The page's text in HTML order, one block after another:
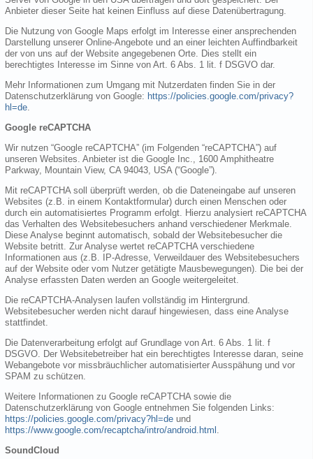
Anbieter dieser Seite hat keinen Einfluss auf diese Datenübertragung.
Die Nutzung von Google Maps erfolgt im Interesse einer ansprechenden
Darstellung unserer Online-Angebote und an einer leichten Auffindbarkeit
der von uns auf der Website angegebenen Orte. Dies stellt ein
berechtigtes Interesse im Sinne von Art. 6 Abs. 1 lit. f DSGVO dar.
Mehr Informationen zum Umgang mit Nutzerdaten finden Sie in der
Datenschutzerklärung von Google: https://policies.google.com/privacy?
hl=de
Google reCAPTCHA
Wir nutzen “Google reCAPTCHA” (im Folgenden “reCAPTCHA”) auf
unseren Websites. Anbieter ist die Google Inc., 1600 Amphitheatre
Parkway, Mountain View, CA 94043, USA (“Google”).
Mit reCAPTCHA soll überprüft werden, ob die Dateneingabe auf unseren
Websites (z.B. in einem Kontaktformular) durch einen Menschen oder
durch ein automatisiertes Programm erfolgt. Hierzu analysiert reCAPTCHA
das Verhalten des Websitebesuchers anhand verschiedener Merkmale.
Diese Analyse beginnt automatisch, sobald der Websitebesucher die
Website betritt. Zur Analyse wertet reCAPTCHA verschiedene
Informationen aus (z.B. IP-Adresse, Verweildauer des Websitebesuchers
auf der Website oder vom Nutzer getätigte Mausbewegungen). Die bei der
Analyse erfassten Daten werden an Google weitergeleitet.
Die reCAPTCHA-Analysen laufen vollständig im Hintergrund.
Websitebesucher werden nicht darauf hingewiesen, dass eine Analyse
stattfindet.
Die Datenverarbeitung erfolgt auf Grundlage von Art. 6 Abs. 1 lit. f
DSGVO. Der Websitebetreiber hat ein berechtigtes Interesse daran, seine
Webangebote vor missbräuchlicher automatisierter Ausspähung und vor
SPAM zu schützen.
Weitere Informationen zu Google reCAPTCHA sowie die
Datenschutzerklärung von Google entnehmen Sie folgenden Links:
https://policies.google.com/privacy?hl=de und
https://www.google.com/recaptcha/intro/android.html
SoundCloud